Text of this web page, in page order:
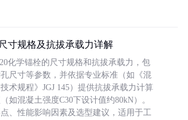
寸规格及抗拔承载力详解
化学锚栓的尺寸规格和抗拔承载力，包
尺寸等参数，并依据专业标准（如《混
术规程》JGJ 145）提供抗拔承载力计算
如混凝土强度C30下设计值约80kN）。
、性能影响因素及选型建议，适用于工